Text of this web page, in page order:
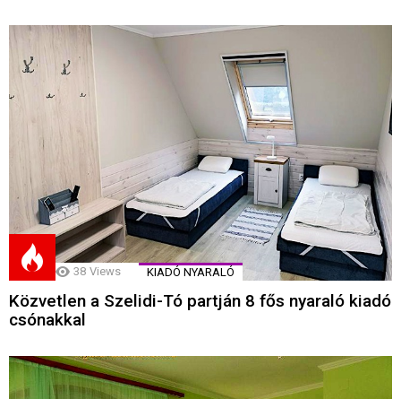
38 Views KIADÓ NYARALÓ
Közvetlen a Szelidi-Tó partján 8 fős nyaraló kiadó
csónakkal